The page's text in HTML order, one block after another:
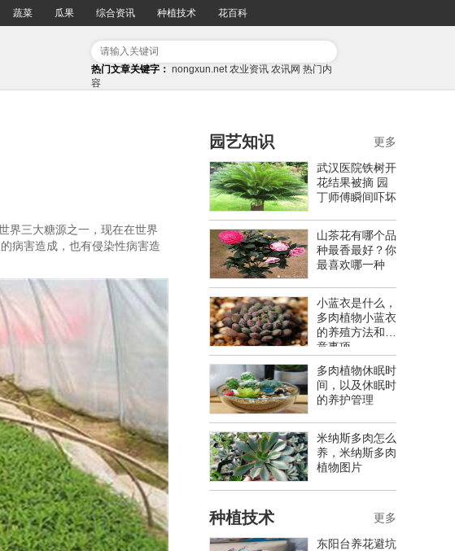
蔬菜 瓜果 综合资讯 种植技术 花百科
热门文章关键字： nongxun.net 农业资讯 农讯网 热门内
容
界三大糖源之一，现在在世界
病害造成，也有侵染性病害造
园艺知识
武汉医院铁树开
花结果被摘 园
丁师傅瞬间吓坏
山茶花有哪个品
种最香最好？你
最喜欢哪一种
小蓝衣是什么，
多肉植物小蓝衣
的养殖方法和注
意事项
多肉植物休眠时
间，以及休眠时
的养护管理
米纳斯多肉怎么
养，米纳斯多肉
植物图片
更多
种植技术
东阳台养花避坑
更多